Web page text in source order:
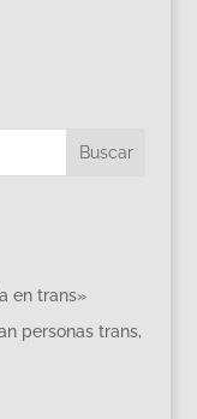
en trans»
personas trans,